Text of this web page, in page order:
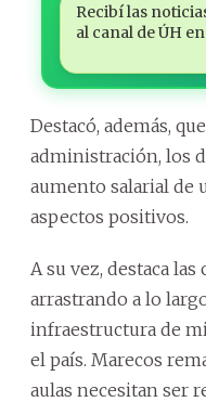
Recibí las
al canal de ÚH
Destacó, además,
administración, los
aumento salarial de
aspectos positivos.
A su vez, destaca
arrastrando a lo
infraestructura de
el país. Marecos
aulas necesitan ser